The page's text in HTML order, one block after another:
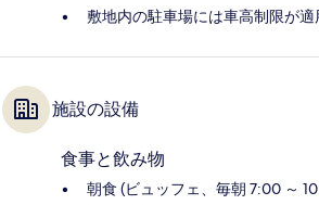
敷地内の駐車場には車高制限が適
施設の設備
食事と飲み物
朝食 (ビュッフェ、毎朝 7:00 ～